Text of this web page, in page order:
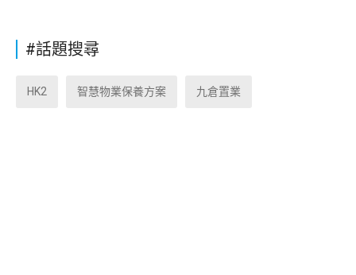
#話題搜尋
HK2 智慧物業保養方案 九倉置業